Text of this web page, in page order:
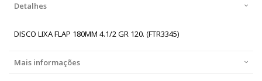
Detalhes
DISCO LIXA FLAP 180MM 4.1/2 GR 120. (FTR3345)
Mais informações